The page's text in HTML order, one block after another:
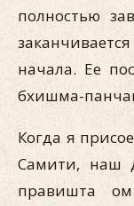
полностью
начала. Ее
бхишма-
Когда я
Самити, наш
правишта